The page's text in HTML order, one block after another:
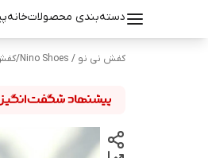
دسته‌بندی محصولاتخانه
کفش نی نو / Nino Shoes /